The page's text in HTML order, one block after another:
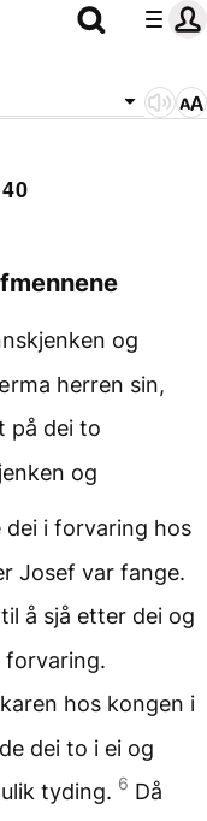
og
herren sin,
på dei to
og
dei i forvaring hos
Josef var fange.
å sjå etter dei og
forvaring.
hos kongen i
dei to i ei og
tyding. 6 Då